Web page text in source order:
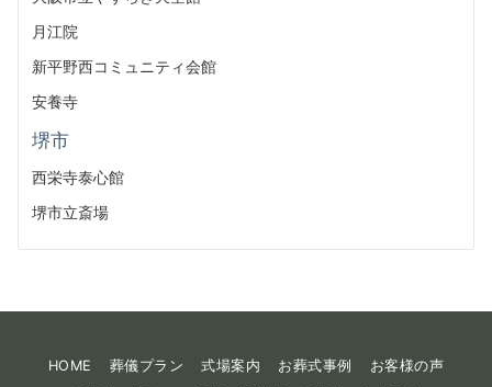
月江院
新平野西コミュニティ会館
安養寺
堺市
西栄寺泰心館
堺市立斎場
HOME 葬儀プラン 式場案内 お葬式事例
お客様の声